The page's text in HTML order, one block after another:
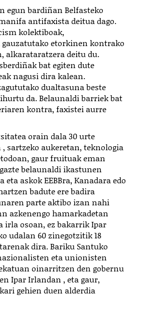
egun bardiñan Belfasteko
antifaxista deitua dago.
kolektiboak,
etorkinen kontrako
alkarataratzera deitu du.
bat egiten dute
nagusi dira kalean.
dualtasuna beste
da. Belaunaldi barriek bat
kontra, faxistei aurre
orain dala 30 urte
sartzeko aukeretan, teknologia
gaur fruituak eman
belaunaldi ikastunen
askok EEBBra, Kanadara edo
badute ere badira
parte aktibo izan nahi
azkenengo hamarkadetan
irla osoan, ez bakarrik Ipar
udalan 60 zinegotzitik 18
dira. Bariku Santuko
eta unionisten
oinarritzen den gobernu
Ipar Irlandan , eta gaur,
gehien duen alderdia